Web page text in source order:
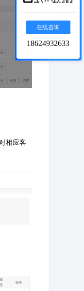
相应客
在线咨询
18624932633